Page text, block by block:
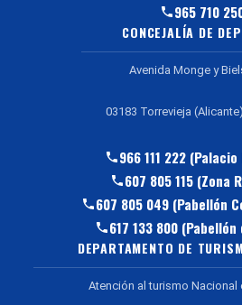
965 710
CONCEJALÍA DE
Avenida Monge y
03183 Torrevieja (Alicante)
966 111 222
607 805 115 (Zona
607 805 049 (Pabellón
617 133 800
DEPARTAMENTO DE
Atención al turismo Nacional